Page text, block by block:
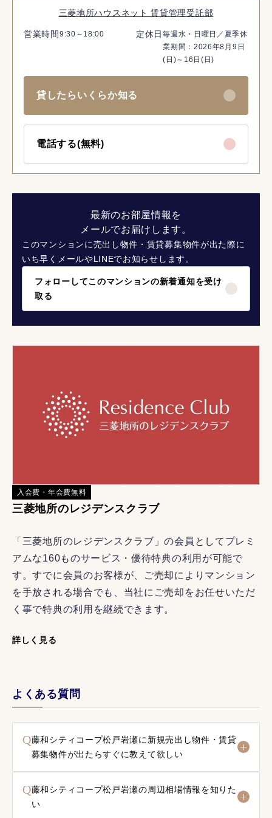
三菱地所ハウスネット 賃貸管理受託部
営業時間 9:30～18:00 定休日毎週水・日曜日／夏季休
業期間：2026年8月9日
(日)～16日(日)
貸したらいくらか知る
電話する(無料)
最新のお部屋情報を
メールでお届けします。
このマンションに売出し物件・賃貸募集物件が出た際に
いち早くメールやLINEでお知らせします。
フォローしてこのマンションの新着通知を受け
取る
入会費・年会費無料
三菱地所のレジデンスクラブ
「三菱地所のレジデンスクラブ」の会員としてプレミ
アムな160ものサービス・優待特典の利用が可能で
す。すでに会員のお客様が、ご売却によりマンション
を手放される場合でも、当社にご売却をお任せいただ
く事で特典の利用を継続できます。
詳しく見る
よくある質問
Q藤和シティコープ松戸岩瀬に新規売出し物件・賃貸
募集物件が出たらすぐに教えて欲しい
Q藤和シティコープ松戸岩瀬の周辺相場情報を知りた
い